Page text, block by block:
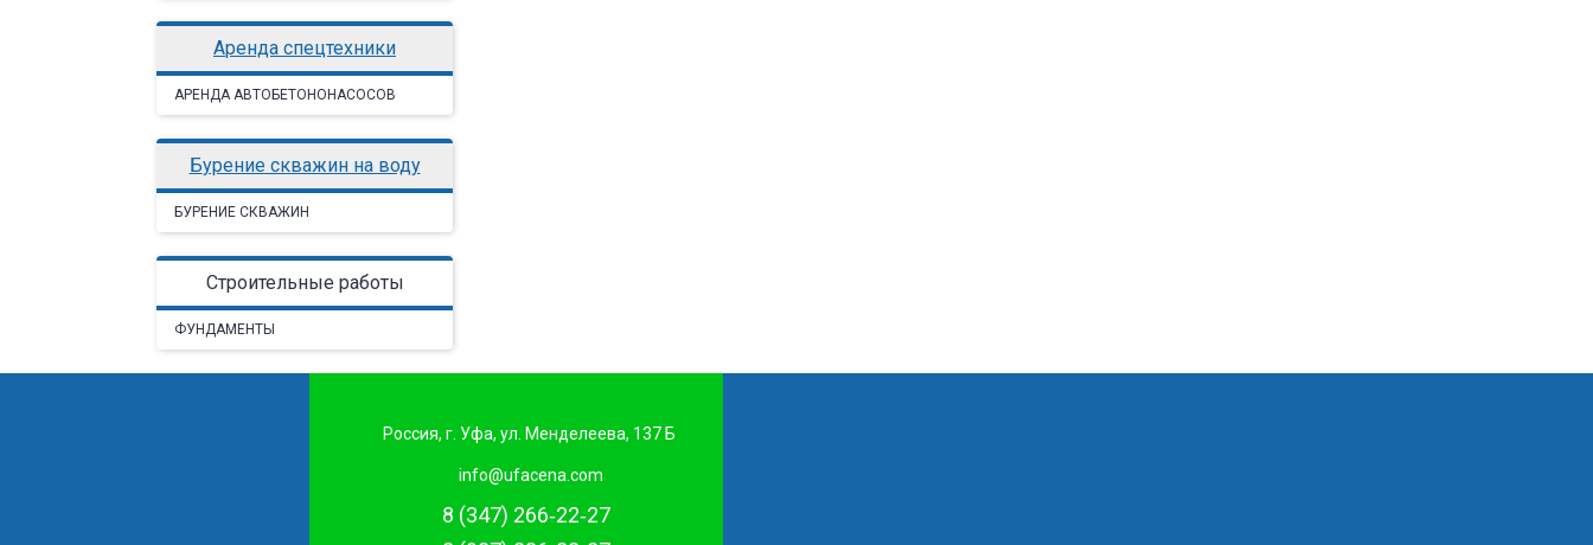
аренда спецтехники
АРЕНДА АВТОБЕТОНОНАСОСОВ
Бурение скважин на воду
БУРЕНИЕ СКВАЖИН
Строительные работы
ФУНДАМЕНТЫ
Россия, г. Уфа, ул. Менделеева, 137 Б
info@ufacena.com
8 (347) 266‑22‑27